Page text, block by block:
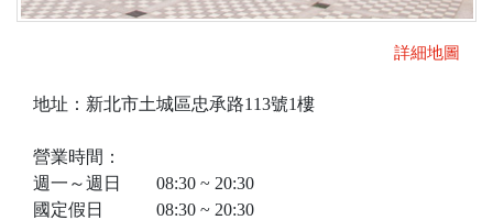
詳細地圖
地址：新北市土城區忠承路113號1樓
營業時間：
週一～週日 08:30 ~ 20:30
國定假日 08:30 ~ 20:30